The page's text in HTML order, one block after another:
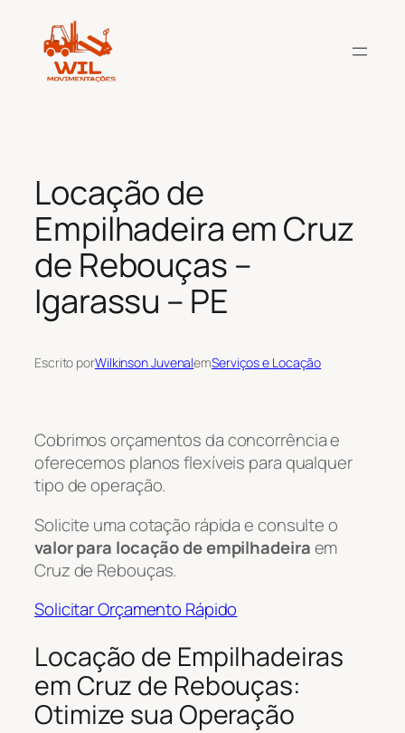
conteúdo
Locação de
Empilhadeira em Cruz
de Rebouças –
Igarassu – PE
Escrito porWilkinson JuvenalemServiços e Locação
Cobrimos orçamentos da concorrência e
oferecemos planos flexíveis para qualquer
tipo de operação.
Solicite uma cotação rápida e consulte o
valor para locação de empilhadeiraem
Cruz de Rebouças.
Solicitar Orçamento Rápido
Locação de Empilhadeiras
em Cruz de Rebouças:
Otimize sua Operação